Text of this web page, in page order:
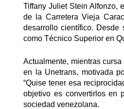
Tiffany Juliet Stein Alfonzo,
de la Carretera Vieja
desarrollo científico.
como Técnico Superior en
Actualmente, mientras
en la Unetrans, motivada
“Quise tener esa
objetivo es convertirlos en
sociedad venezolana.